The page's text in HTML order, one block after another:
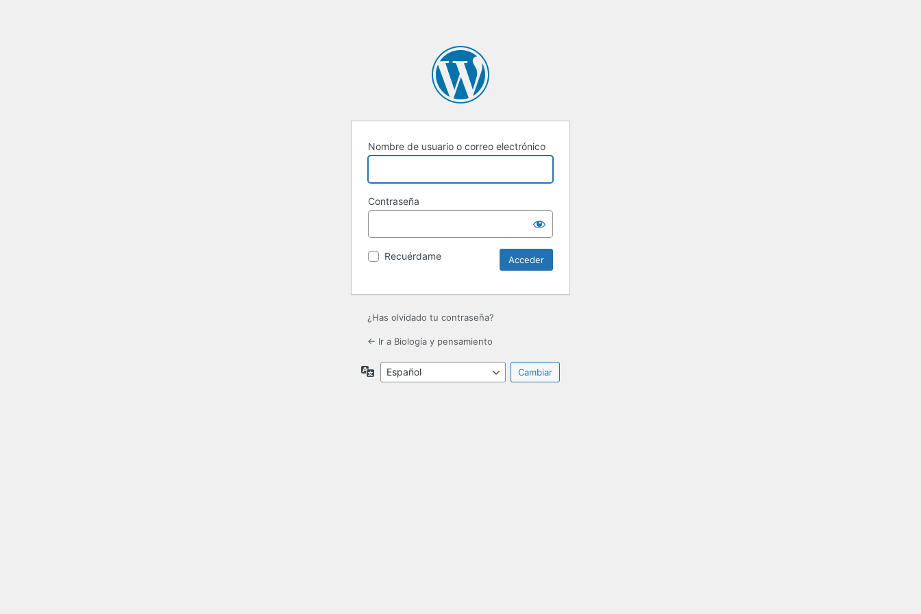
Nombre de usuario o correo electrónico
Contraseña
Recuérdame
¿Has olvidado tu contraseña?
← Ir a Biología y pensamiento
Idioma